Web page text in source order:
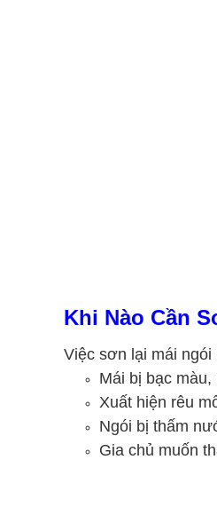
Khi Nào Cần
Việc sơn lại mái
Mái bị bạc
Xuất hiện rêu
Ngói bị thấm
Gia chủ muốn